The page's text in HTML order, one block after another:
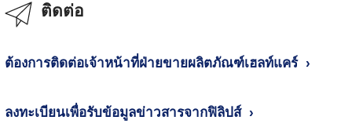
ติดต่อ
ต้องการติดต่อเจ้าหน้าที่ฝ่ายขายผลิตภัณฑ์เฮลท์แคร์
ลงทะเบียนเพื่อรับข้อมูลข่าวสารจากฟิลิปส์